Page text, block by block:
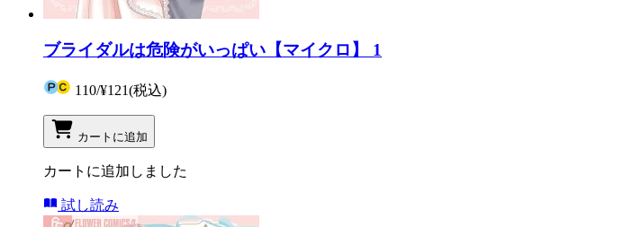
ブライダルは危険がいっぱい【マイクロ】 1
110/¥121(税込)
カートに追加
カートに追加しました
試し読み